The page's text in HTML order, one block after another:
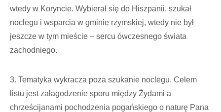
wtedy w Koryncie. Wybierał się do Hiszpanii, szukał
noclegu i wsparcia w gminie rzymskiej, wtedy nie był
jeszcze w tym mieście – sercu ówczesnego świata
zachodniego.
3. Tematyka wykracza poza szukanie noclegu. Celem
listu jest załagodzenie sporu między Żydami a
chrześcijanami pochodzenia pogańskiego o naturę Pana